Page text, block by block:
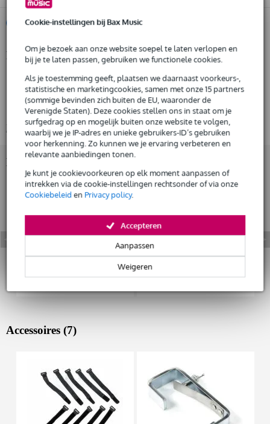
Cookie-instellingen bij Bax Music
Om je bezoek aan onze website soepel te laten verlopen en
bij je te laten passen, gebruiken we functionele cookies.
Als je toestemming geeft, plaatsen we daarnaast voorkeurs-,
statistische en marketingcookies, samen met onze 15 partners
(sommige bevinden zich buiten de EU, waaronder de
Verenigde Staten). Deze cookies stellen ons in staat om je
surfgedrag op en mogelijk buiten onze website te volgen,
waarbij we je IP-adres en unieke gebruikers-ID’s gebruiken
voor herkenning. Zo kunnen we je ervaring verbeteren en
relevante aanbiedingen tonen.
Je kunt je cookievoorkeuren op elk moment aanpassen of
intrekken via de cookie-instellingen rechtsonder of via onze
Cookiebeleiden Privacy policy.
Weigeren
Aanpassen
Accepteren
Huur dit product
Huur dit product al vanaf 29 euro per maand
€ 2.500,-
Gratisthuisbezorgd of op te halen in de winkel
Al na 4 maanden maandelijks opzegbaar
De mogelijkheid om je product(en) met korting te kopen
Snelle vervanging door Bax Music bij een defect
Productinformatie
type: standaard katrol met drie schijven
geschikt voor: 18 mm touw
schijfdiameter: 180 mm
Bekijk alle productspecificaties
Bekijk ook eens (4)
Accessoires (7)